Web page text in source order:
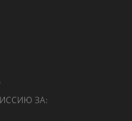
ЗА: